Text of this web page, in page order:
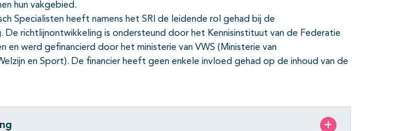
hun vakgebied.
Specialisten heeft namens het SRI de leidende rol gehad bij de
De richtlijnontwikkeling is ondersteund door het Kennisinstituut van de Federatie
en werd gefinancierd door het ministerie van VWS (Ministerie van
en Sport). De financier heeft geen enkele invloed gehad op de inhoud van de